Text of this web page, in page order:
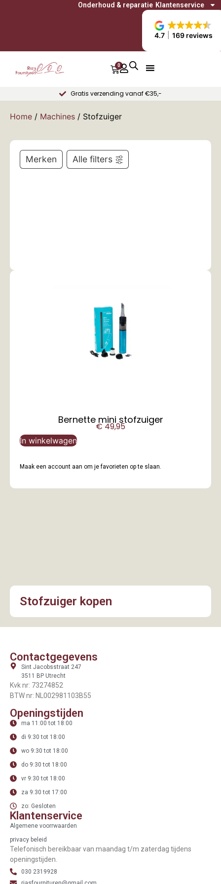
4.7 169 reviews
Onderhoud & reparatie Klantenservice
0
Gratis verzending vanaf €35,-
Home / Machines / Stofzuiger
Merken Alle filters
Bernette mini stofzuiger
€49,95
In winkelwagen
Maak een account aan om je favorieten op te slaan.
Stofzuiger kopen
Contactgegevens
Sint Jacobsstraat 247
3511 BP Utrecht
Kvk nr: 73274852
BTW nr: NL002981103B55
Openingstijden
ma 11:00 tot 18:00
di 9:30 tot 18:00
wo 9:30 tot 18:00
do 9:30 tot 18:00
vr 9:30 tot 18:00
za 9:30 tot 17:00
zo: Gesloten
Klantenservice
Algemene voorrwaarden
privacy beleid
Telefonisch bereikbaar van maandag t/m zaterdag tijdens
openingstijden.
030 2319928